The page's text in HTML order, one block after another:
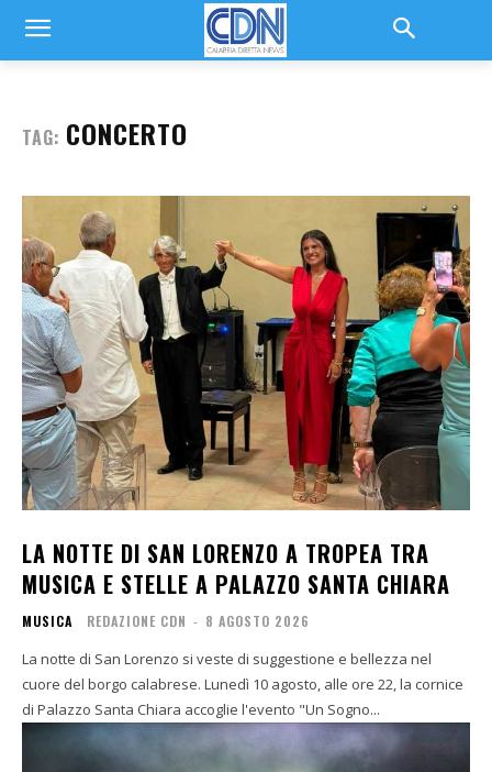
TAG: CONCERTO
LA NOTTE DI SAN LORENZO A TROPEA TRA
MUSICA E STELLE A PALAZZO SANTA CHIARA
MUSICA REDAZIONE CDN - 8 AGOSTO 2026
La notte di San Lorenzo si veste di suggestione e bellezza nel
cuore del borgo calabrese. Lunedì 10 agosto, alle ore 22, la cornice
di Palazzo Santa Chiara accoglie l'evento "Un Sogno...